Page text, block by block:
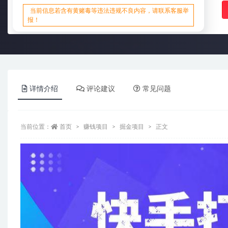
当前信息若含有黄赌毒等违法违规不良内容，请联系客服举
报！
详情介绍 评论建议 常见问题
当前位置： 首页 赚钱项目 掘金项目 正文